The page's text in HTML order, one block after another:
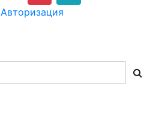
Авторизация